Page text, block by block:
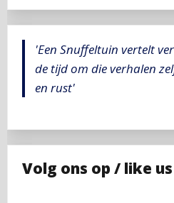
'Een Snuffeltuin vertelt
de tijd om die verhalen
en rust'
Volg ons op / like